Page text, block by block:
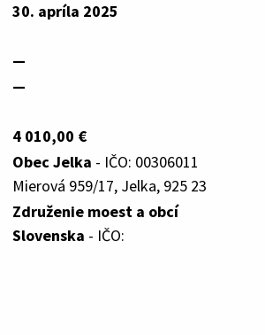
30. apríla 2025
—
—
4 010,00 €
Obec Jelka - IČO: 00306011
Mierová 959/17, Jelka, 925 23
Združenie moest a obcí
Slovenska - IČO: